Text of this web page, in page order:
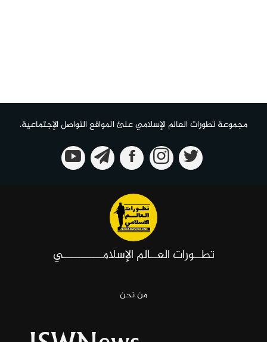
مجموعة تطورات العالم الإسلامي علئ المواقع التواصل الإجتماعية.
تطــورات العــالم الإسلامـــــــــــي
من نحن